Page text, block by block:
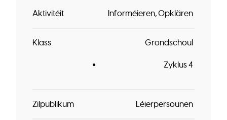
Aktivitéit Informéieren Opklären
Klass Grondschoul
Zyklus 4
Zilpublikum Léierpersounen